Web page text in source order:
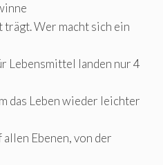
trägt. Wer macht sich ein
Lebensmittel landen nur 4
das Leben wieder leichter
Ebenen, von der